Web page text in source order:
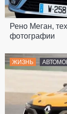
Рено Меган,
фотографии
ЖИЗНЬ